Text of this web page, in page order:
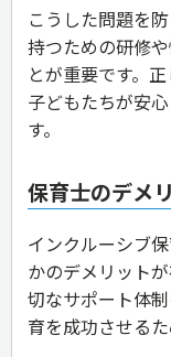
こうした問題を
持つための研修
とが重要です。
子どもたちが安
す。
保育士のデメ
インクルーシブ
かのデメリット
切なサポート体
育を成功させるた